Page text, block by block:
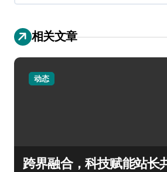
相关文章
动态
跨界融合，科技赋能站长